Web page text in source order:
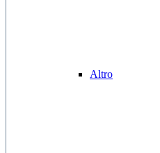
Altro